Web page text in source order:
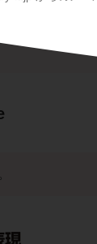
ができるけれ
アンスを出す